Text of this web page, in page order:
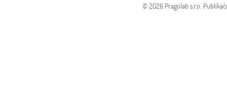
© 2026 Pragolab s.r.o.